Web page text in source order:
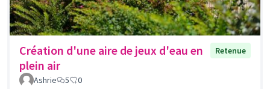
Création d'une aire de jeux d'eau en
plein air
Retenue
Ashrie 5 0